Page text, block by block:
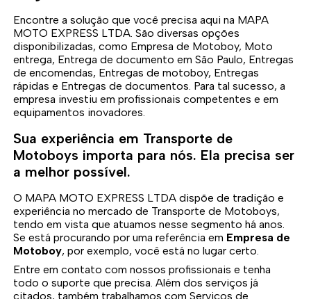
Encontre a solução que você precisa aqui na MAPA
MOTO EXPRESS LTDA. São diversas opções
disponibilizadas, como Empresa de Motoboy, Moto
entrega, Entrega de documento em São Paulo, Entregas
de encomendas, Entregas de motoboy, Entregas
rápidas e Entregas de documentos. Para tal sucesso, a
empresa investiu em profissionais competentes e em
equipamentos inovadores.
Sua experiência em Transporte de
Motoboys importa para nós. Ela precisa ser
a melhor possível.
O MAPA MOTO EXPRESS LTDA dispõe de tradição e
experiência no mercado de Transporte de Motoboys,
tendo em vista que atuamos nesse segmento há anos.
Se está procurando por uma referência em Empresa de
Motoboy, por exemplo, você está no lugar certo.
Entre em contato com nossos profissionais e tenha
todo o suporte que precisa. Além dos serviços já
citados, também trabalhamos com Serviços de